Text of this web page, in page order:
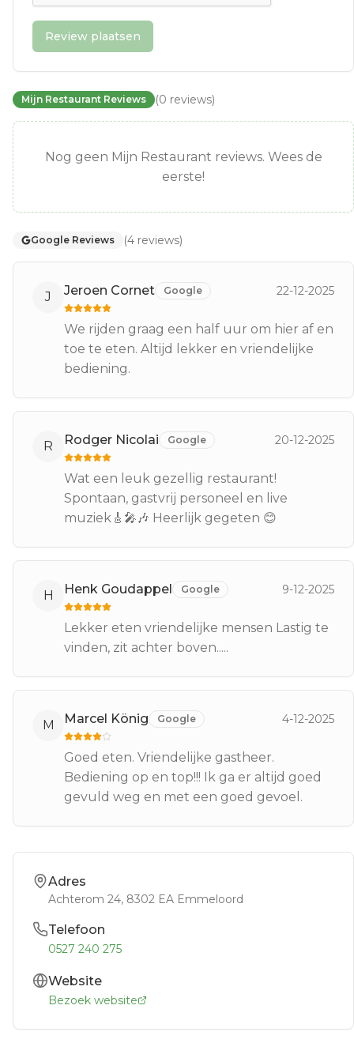
Review plaatsen
Mijn Restaurant Reviews (0 reviews)
Nog geen Mijn Restaurant reviews. Wees de
eerste!
Google Reviews (4 reviews)
J Jeroen Cornet Google 22-12-2025
We rijden graag een half uur om hier af en
toe te eten. Altijd lekker en vriendelijke
bediening.
R Rodger Nicolai Google 20-12-2025
Wat een leuk gezellig restaurant!
Spontaan, gastvrij personeel en live
muziek🎸🎤🎶 Heerlijk gegeten 😊
H Henk Goudappel Google 9-12-2025
Lekker eten vriendelijke mensen Lastig te
vinden, zit achter boven.....
M Marcel König Google 4-12-2025
Goed eten. Vriendelijke gastheer.
Bediening op en top!!! Ik ga er altijd goed
gevuld weg en met een goed gevoel.
Adres
Achterom 24, 8302 EA Emmeloord
Telefoon
0527 240 275
Website
Bezoek website